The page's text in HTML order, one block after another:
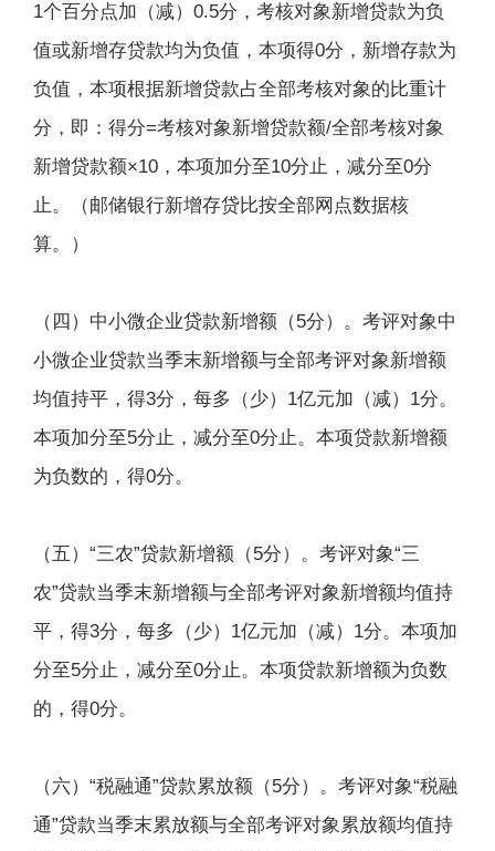
1个百分点加（减）0.5分，考核对象新增贷款为负
值或新增存贷款均为负值，本项得0分，新增存款为
负值，本项根据新增贷款占全部考核对象的比重计
分，即：得分=考核对象新增贷款额/全部考核对象
新增贷款额×10，本项加分至10分止，减分至0分
止。（邮储银行新增存贷比按全部网点数据核
算。）
（四）中小微企业贷款新增额（5分）。考评对象中
小微企业贷款当季末新增额与全部考评对象新增额
均值持平，得3分，每多（少）1亿元加（减）1分。
本项加分至5分止，减分至0分止。本项贷款新增额
为负数的，得0分。
（五）“三农”贷款新增额（5分）。考评对象“三
农”贷款当季末新增额与全部考评对象新增额均值持
平，得3分，每多（少）1亿元加（减）1分。本项加
分至5分止，减分至0分止。本项贷款新增额为负数
的，得0分。
（六）“税融通”贷款累放额（5分）。考评对象“税融
通”贷款当季末累放额与全部考评对象累放额均值持